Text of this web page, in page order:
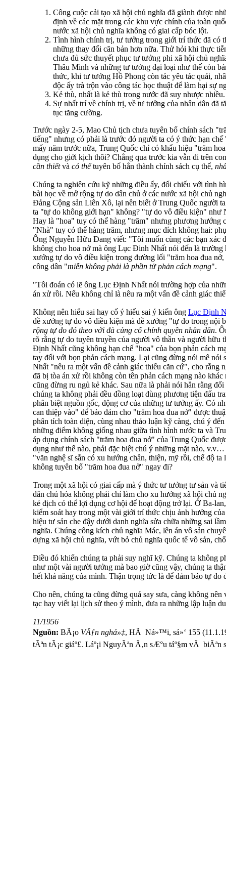
Công cuộc cải tạo xã hội chủ nghĩa đã giành được
định về các mặt trong các khu vực chính của toàn
nước xã hội chủ nghĩa không có giai cấp bóc lột.
Tình hình chính trị, tư tưởng trong giới trí thức đã có
những thay đổi căn bản hơn nữa. Thử hỏi khi thực
chưa đủ sức thuyết phục tư tưởng phi xã hội chủ
Thâu Minh và những tư tưởng đại loại như thế còn
thức, khi tư tưởng Hồ Phong còn tác yêu tác quái,
độc ấy trà trộn vào công tác học thuật để làm hại sự
Kẻ thù, nhất là kẻ thù trong nước đã suy nhược nhiều.
Sự nhất trí về chính trị, về tư tưởng của nhân dân đã
tục tăng cường.
Trước ngày 2-5, Mao Chủ tịch chưa tuyên bố chính sách
tiếng" nhưng có phải là trước đó người ta có ý thức hạn chế
mấy năm trước nữa, Trung Quốc chỉ có khẩu hiệu "trăm
dụng cho giới kịch thôi? Chẳng qua trước kia vẫn đi trên
cần thiếtvà có thểtuyên bố hẳn thành chính sách cụ thể,
Chúng ta nghiên cứu kỹ những điều ấy, đối chiếu với tình
bài học về mở rộng tự do dân chủ ở các nước xã hội chủ
Đảng Cộng sản Liên Xô, lại nên biết ở Trung Quốc người
ta "tự do không giới hạn" không? "tự do vô điều kiện" như
Hay là "hoa" tuy có thể hàng "trăm" nhưng phương hướng
"Nhà" tuy có thể hàng trăm, nhưng mục đích không hai:
Ông Nguyễn Hữu Đang viết: "Tôi muốn cùng các bạn xác
không cho hoa nở mà ông Lục Đinh Nhất nói đến là
xướng tự do vô điều kiện trong đường lối "trăm hoa đua
công dân "miễn không phải là phần tử phản cách mạng".
"Tôi đoán có lẽ ông Lục Định Nhất nói trường hợp của
án xử rồi. Nếu không chỉ là nêu ra một vấn đề cảnh giác
Không nên hiểu sai hay cố ý hiểu sai ý kiến ông Lục Định
đề xướng tự do vô điều kiện mà đề xướng "tự do trong nội
rộng tự do đó theo với đà củng cố chính quyền nhân dân.
rõ rằng tự do tuyên truyền của người vô thần và người hữu
Định Nhất cũng không hạn chế "hoa" của bọn phản cách
tay đối với bọn phản cách mạng. Lại cũng đừng nói mê
Nhất "nêu ra một vấn đề cảnh giác thiếu căn cứ", cho rằng
đã bị tòa án xử rồi không còn tên phản cách mạng nào
cũng đừng ru ngủ kẻ khác. Sau nữa là phải nói hẳn rằng
chúng ta không phải đều đồng loạt dùng phương tiện đấu
phân biệt nguồn gốc, động cơ của những tư tưởng ấy. Có
can thiệp vào" để bảo đảm cho "trăm hoa đua nở" được
phân tích toàn diện, cùng nhau thảo luận kỹ càng, chú ý
những điểm không giống nhau giữa tình hình nước ta và
áp dụng chính sách "trăm hoa đua nở" của Trung Quốc
dụng như thế nào, phải đặc biệt chú ý những mặt nào,
"văn nghệ sĩ sẵn có xu hướng chân, thiện, mỹ rồi, chế độ ta
không tuyên bố "trăm hoa đua nở" ngay đi?
Trong một xã hội có giai cấp mà ý thức tư tưởng tư sản và
dân chủ hóa không phải chỉ làm cho xu hướng xã hội chủ
kẻ địch có thể lợi dụng cơ hội để hoạt động trở lại. Ở Ba-
kiểm soát hay trong một vài giới trí thức chịu ảnh hưởng
hiệu tư sản che đậy dưới danh nghĩa sửa chữa những sai
nghĩa. Chúng công kích chủ nghĩa Mác, lên án vô sản
dựng xã hội chủ nghĩa, vứt bỏ chủ nghĩa quốc tế vô sản,
Điều đó khiến chúng ta phải suy nghĩ kỹ. Chúng ta không
như một vài người tưởng mà bao giờ cũng vậy, chúng ta
hết khả năng của mình. Thận trọng tức là để đảm bảo tự do
Cho nên, chúng ta cũng đừng quá say sưa, càng không nên
tạc hay viết lại lịch sử theo ý mình, đưa ra những lập luận
11/1956
Nguồn: BÃ¡o VÄƒn nghá»‡, HÃ Ná»™i, sá»‘ 155
tÃªn tÃ¡c giáº£. Láº¡i NguyÃªn Ã‚n sÆ°u táº§m vÃ biÃªn